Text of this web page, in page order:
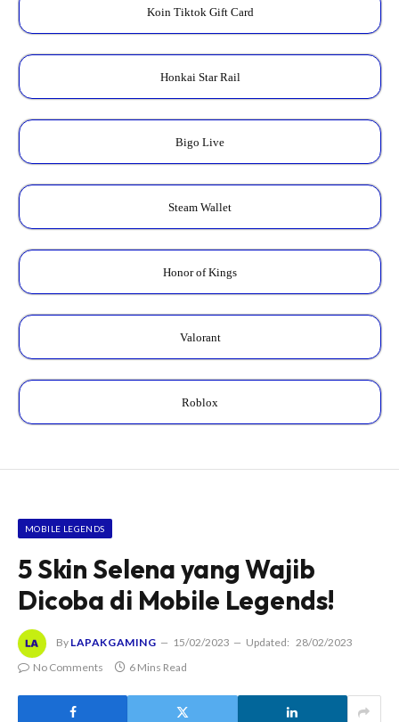
Koin Tiktok Gift Card
Honkai Star Rail
Bigo Live
Steam Wallet
Honor of Kings
Valorant
Roblox
MOBILE LEGENDS
5 Skin Selena yang Wajib
Dicoba di Mobile Legends!
By LAPAKGAMING 15/02/2023 Updated: 28/02/2023
No Comments
6 Mins Read